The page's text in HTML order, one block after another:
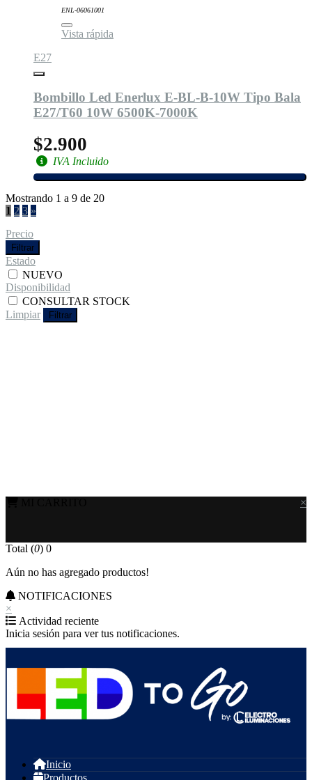
ENL-06061001
Vista rápida
E27
Bombillo Led Enerlux E-BL-B-10W Tipo Bala
E27/T60 10W 6500K-7000K
$2.900
IVA Incluido
Mostrando 1 a 9 de 20
1 2 3 »
Precio
Filtrar
Estado
NUEVO
Disponibilidad
CONSULTAR STOCK
Limpiar
Filtrar
×
Total (0) 0
Aún no has agregado productos!
NOTIFICACIONES
×
Actividad reciente
Inicia sesión para ver tus notificaciones.
Inicio
Productos